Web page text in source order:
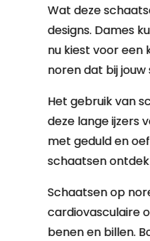
Wat deze
designs. Dames
nu kiest voor een
noren dat bij
Het gebruik van
deze lange ijzers
met geduld en
schaatsen
Schaatsen op
cardiovasculaire
benen en billen.